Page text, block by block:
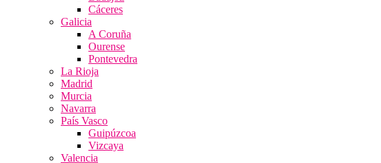
Cáceres
Galicia
A Coruña
Ourense
Pontevedra
La Rioja
Madrid
Murcia
Navarra
País Vasco
Guipúzcoa
Vizcaya
Valencia